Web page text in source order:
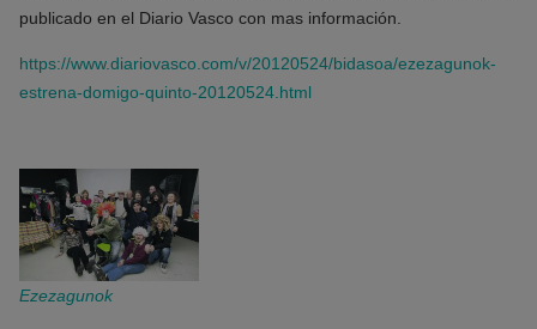
publicado en el Diario Vasco con mas información.
https://www.diariovasco.com/v/20120524/bidasoa/ezezagunok-
estrena-domigo-quinto-20120524.html
Ezezagunok